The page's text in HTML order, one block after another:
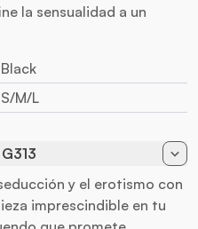
la sensualidad a un
Black
S/M/L
G313
y el erotismo con
imprescindible en tu